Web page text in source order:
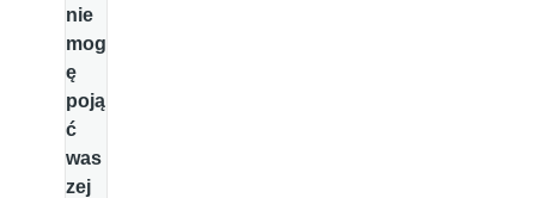
nie
mog
ę
poją
ć
was
zej